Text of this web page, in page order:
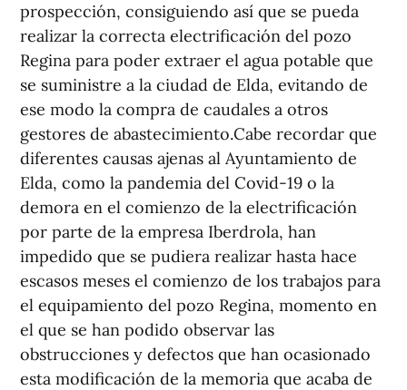
prospección, consiguiendo así que se pueda
realizar la correcta electrificación del pozo
Regina para poder extraer el agua potable que
se suministre a la ciudad de Elda, evitando de
ese modo la compra de caudales a otros
gestores de abastecimiento.Cabe recordar que
diferentes causas ajenas al Ayuntamiento de
Elda, como la pandemia del Covid-19 o la
demora en el comienzo de la electrificación
por parte de la empresa Iberdrola, han
impedido que se pudiera realizar hasta hace
escasos meses el comienzo de los trabajos para
el equipamiento del pozo Regina, momento en
el que se han podido observar las
obstrucciones y defectos que han ocasionado
esta modificación de la memoria que acaba de